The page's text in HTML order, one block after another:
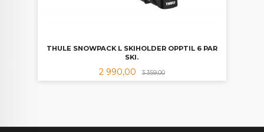
THULE SNOWPACK L SKIHOLDER OPPTIL 6 PAR
SKI.
Tilbud
2 990,00 3 359,00Rabatt